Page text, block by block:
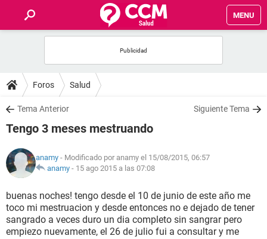
MENU
FOROS
SALUD
FAMILIA
NUTRICIÓN
BIENESTAR
SEXUALIDAD
Foros Salud
Tema Anterior Siguiente Tema
Tengo 3 meses mestruando
anamy - Modificado por anamy el 15/08/2015, 06:57
anamy - 15 ago 2015 a las 07:08
buenas noches! tengo desde el 10 de junio de este año me
toco mi mestruacion y desde entonces no e dejado de tener
sangrado a veces duro un dia completo sin sangrar pero
empiezo nuevamente, el 26 de julio fui a consultar y me